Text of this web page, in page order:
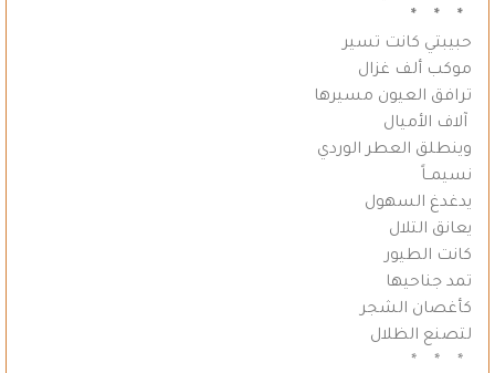
* * *
حبيبتي كانت تسير
موكب ألف غزال
ترافق العيون مسيرها
آلاف الأميال
وينطلق العطر الوردي
نسيمــاً
يدغدغ السهول
يعانق التلال
كانت الطيور
تمد جناحيها
كأغصان الشجر
لتصنع الظلال
* * *